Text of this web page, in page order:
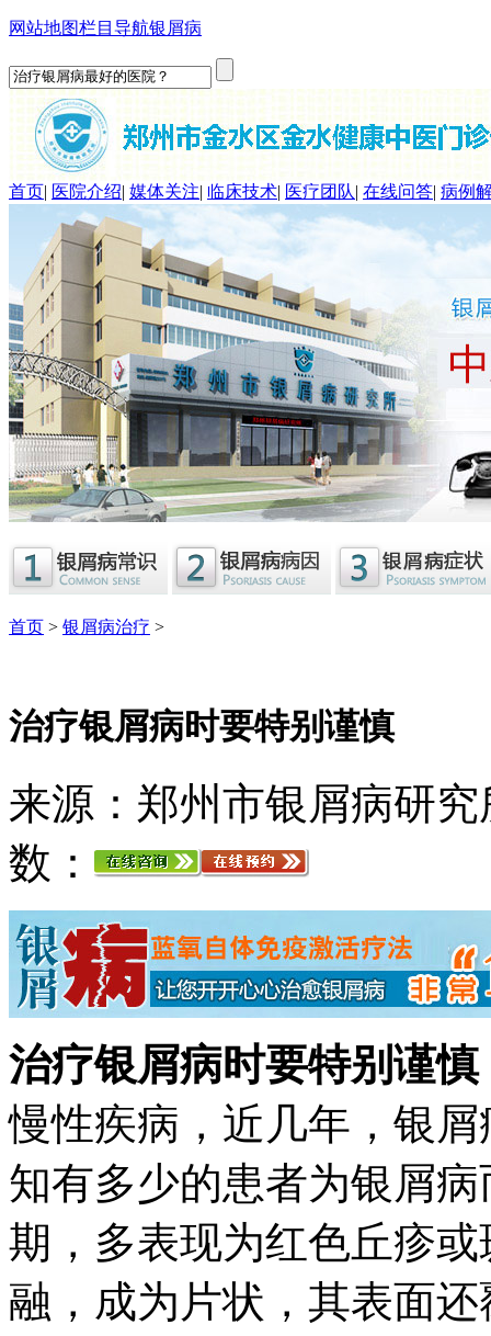
网站地图栏目导航银屑病
首页| 医院介绍| 媒体关注| 临床技术| 医疗团队| 在线问答| 病例
首页 > 银屑病治疗 >
治疗银屑病时要特别谨慎
来源：郑州市银屑病研究
数：
治疗银屑病时要特别谨慎
慢性疾病，近几年，银
知有多少的患者为银屑
期，多表现为红色丘疹
融，成为片状，其表面